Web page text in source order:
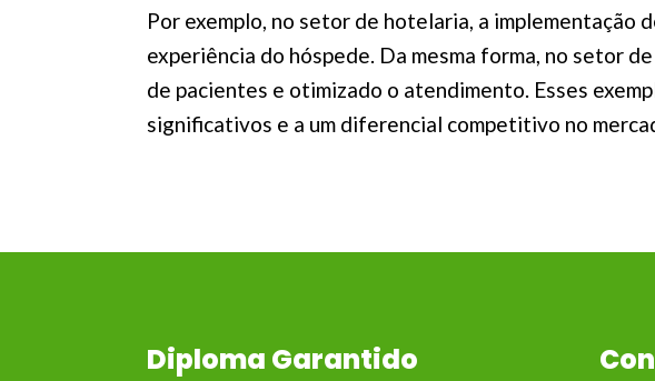
Por exemplo, no setor de hotelaria, a implementação
experiência do hóspede. Da mesma forma, no setor
de pacientes e otimizado o atendimento. Esses
significativos e a um diferencial competitivo no
Diploma Garantido